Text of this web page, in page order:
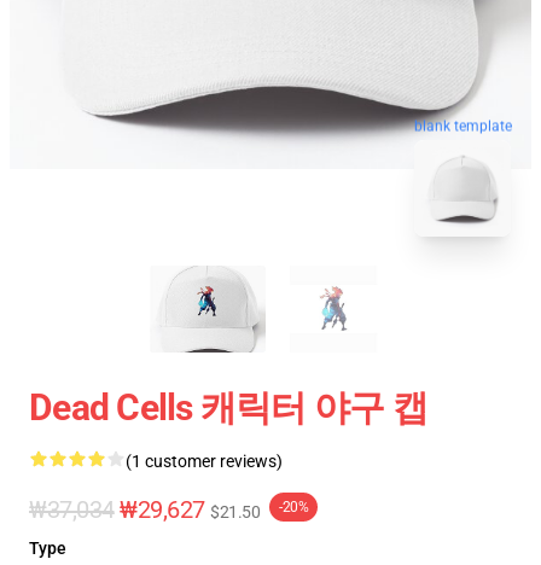
blank template
Dead Cells 캐릭터 야구 캡
(1 customer reviews)
₩37,034₩29,627 $21.50 -20%
Type